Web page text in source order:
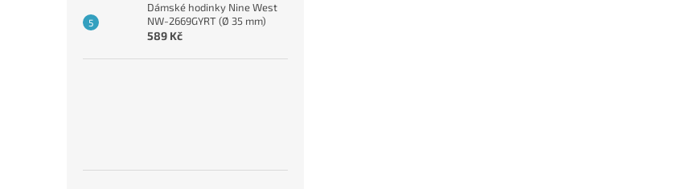
Dámské hodinky Nine West
NW-2669GYRT (Ø 35 mm)
589 Kč